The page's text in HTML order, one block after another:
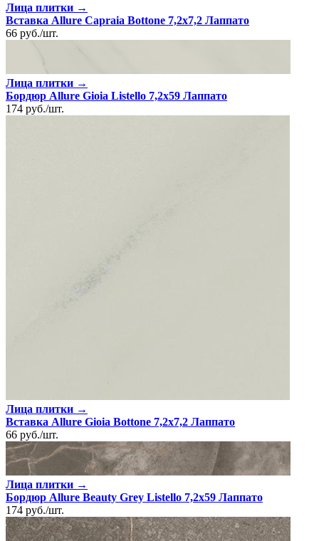
Лица плитки →
Вставка Allure Capraia Bottone 7,2x7,2 Лаппато
66 руб./шт.
Лица плитки →
Бордюр Allure Gioia Listello 7,2x59 Лаппато
174 руб./шт.
Лица плитки →
Вставка Allure Gioia Bottone 7,2x7,2 Лаппато
66 руб./шт.
Лица плитки →
Бордюр Allure Beauty Grey Listello 7,2x59 Лаппато
174 руб./шт.